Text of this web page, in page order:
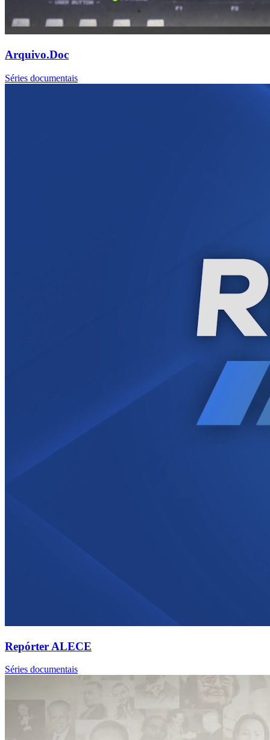
Arquivo.Doc
Séries documentais
Repórter ALECE
Séries documentais